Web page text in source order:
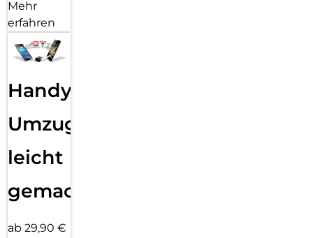
Mehr
erfahren
Handy
Umzug
leicht
gemacht!
ab 29,90 €